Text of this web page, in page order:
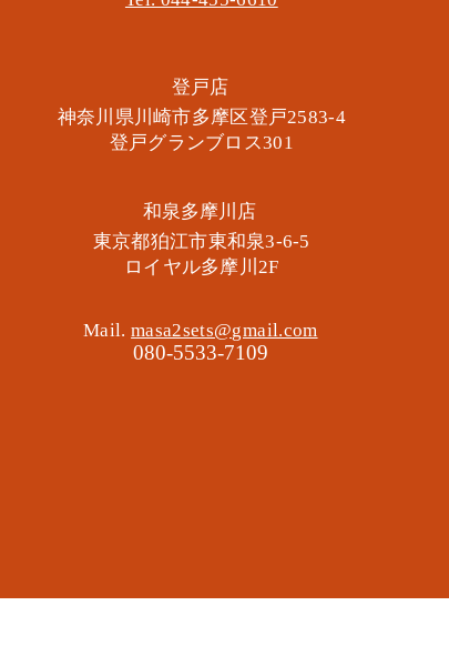
​登戸店
神奈川県川崎市多摩区​登戸2583-4
​登戸グランブロス301
​和泉多摩川店
東京都狛江市東和泉3-6-5
​ロイヤル多摩川2F
Mail.masa2sets@gmail.com
080-5533-7109